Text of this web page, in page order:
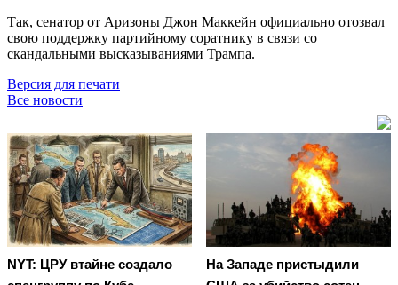
Так, сенатор от Аризоны Джон Маккейн официально отозвал
свою поддержку партийному соратнику в связи со
скандальными высказываниями Трампа.
Версия для печати
Все новости
NYT: ЦРУ втайне создало
На Западе пристыдили